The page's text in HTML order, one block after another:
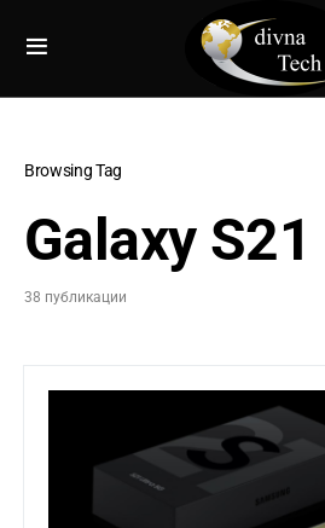
Browsing Tag
Galaxy
38 публикации